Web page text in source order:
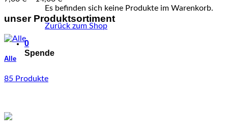
Es befinden sich keine Produkte im Warenkorb.
Zurück zum Shop
0
Spende
unser Produktsortiment
Alle
85 Produkte